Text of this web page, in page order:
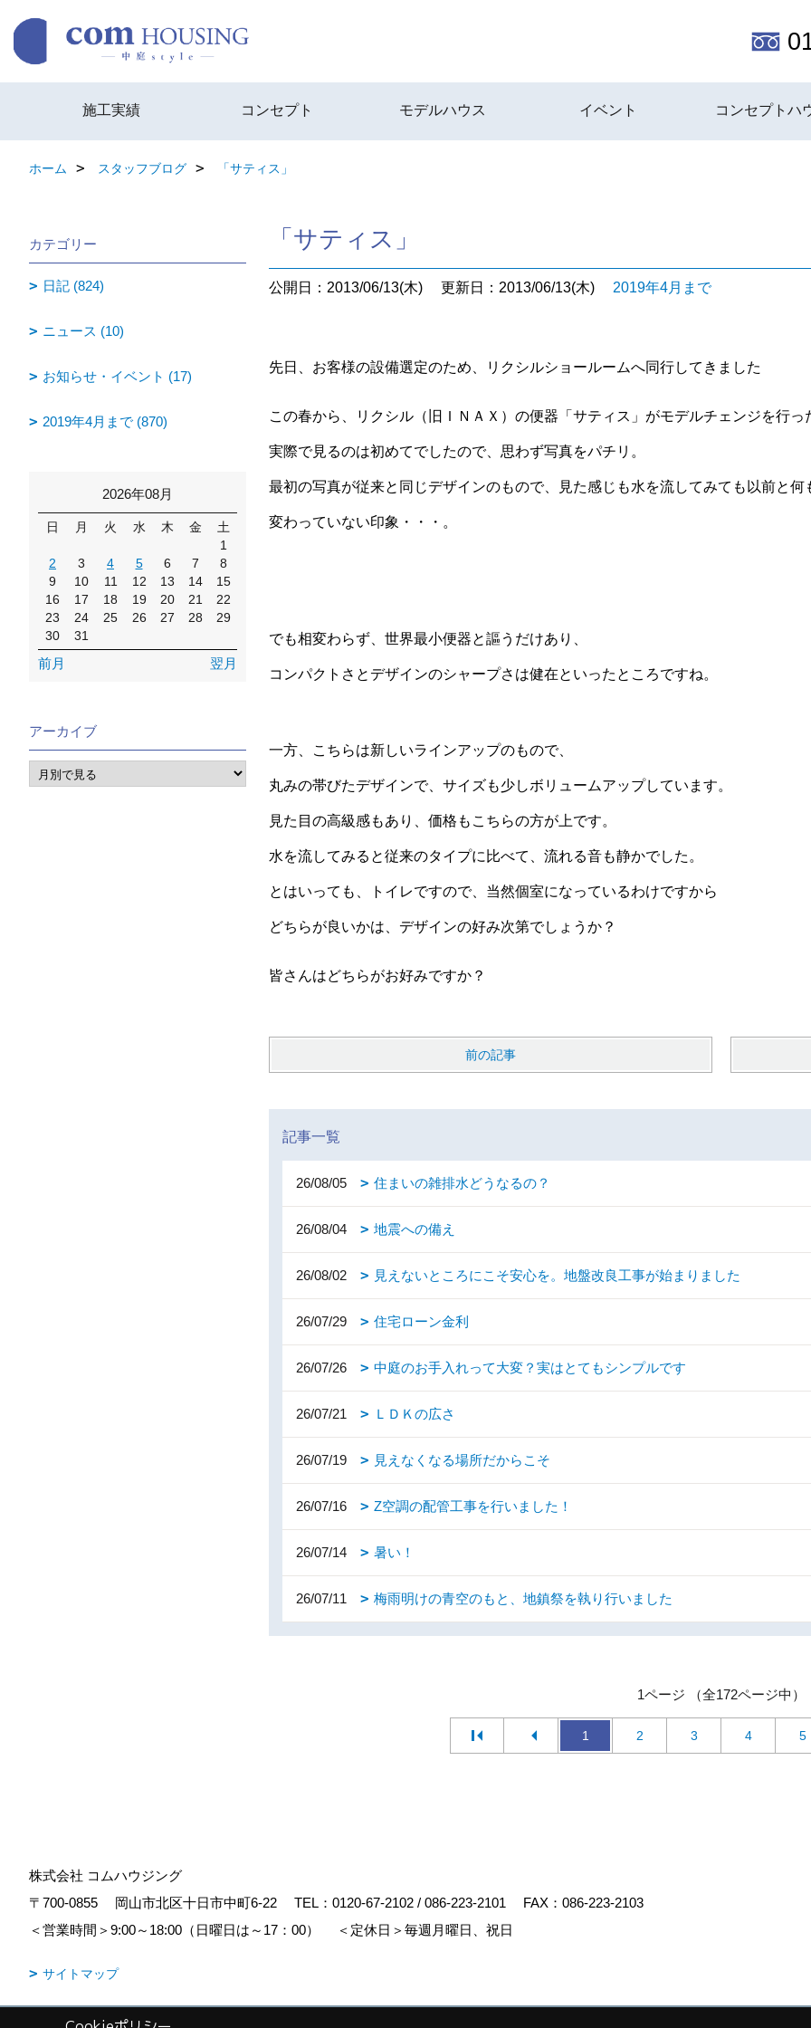
施工実績 コンセプト モデルハウス イベント コンセプトハ
ホーム スタッフブログ 「サティス」
「サティス」
公開日：2013/06/13(木) 更新日：2013/06/13(木) 2019年4月まで
先日、お客様の設備選定のため、リクシルショールームへ同行してきました
この春から、リクシル（旧ＩＮＡＸ）の便器「サティス」がモデルチェンジを行っ
実際で見るのは初めてでしたので、思わず写真をパチリ。
最初の写真が従来と同じデザインのもので、見た感じも水を流してみても以前と何
変わっていない印象・・・。
でも相変わらず、世界最小便器と謳うだけあり、
コンパクトさとデザインのシャープさは健在といったところですね。
一方、こちらは新しいラインアップのもので、
丸みの帯びたデザインで、サイズも少しボリュームアップしています。
見た目の高級感もあり、価格もこちらの方が上です。
水を流してみると従来のタイプに比べて、流れる音も静かでした。
とはいっても、トイレですので、当然個室になっているわけですから
どちらが良いかは、デザインの好み次第でしょうか？
皆さんはどちらがお好みですか？
前の記事
記事一覧
26/08/05 住まいの雑排水どうなるの？
26/08/04 地震への備え
26/08/02 見えないところにこそ安心を。地盤改良工事が始まりました
26/07/29 住宅ローン金利
26/07/26 中庭のお手入れって大変？実はとてもシンプルです
26/07/21 ＬＤＫの広さ
26/07/19 見えなくなる場所だからこそ
26/07/16 Z空調の配管工事を行いました！
26/07/14 暑い！
26/07/11 梅雨明けの青空のもと、地鎮祭を執り行いました
1ページ （全172ページ中）
1 2 3 4 5
カテゴリー
日記 (824)
ニュース (10)
お知らせ・イベント (17)
2019年4月まで (870)
2026年08月
日 月 火 水 木 金
土
1
2
3 4 5 6 7
8
9
10 11 12 13 14
15
16
17 18 19 20 21
22
23
24 25 26 27 28
29
30
31
前月 翌月
アーカイブ
株式会社 コムハウジング
〒700-0855
岡山市北区十日市中町6-22 TEL： 0120-67-2102 / 086-223-2101
FAX：086-223-2103
＜営業時間＞9:00～18:00（日曜日は～17：00）
＜定休日＞毎週月曜日、祝日
サイトマップ